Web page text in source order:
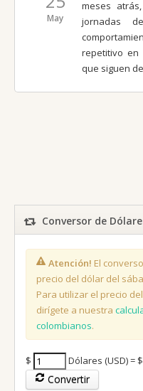
May
meses
jornadas
repetitivo en
que siguen
Conversor de
Atención! El
precio del dólar del
Para utilizar el precio
dirígete a nuestra
colombianos.
$ Dólares (USD) = $
Convertir